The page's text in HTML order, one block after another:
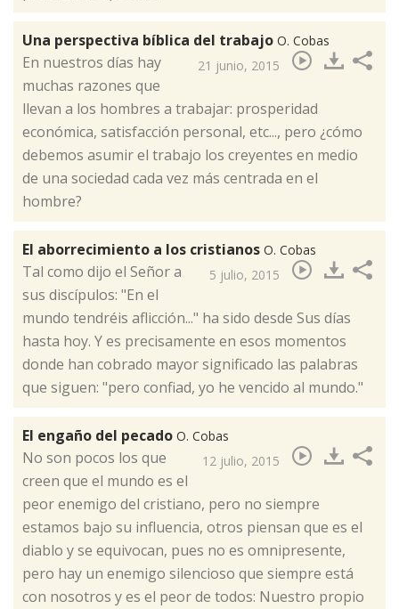
Una perspectiva bíblica del trabajo O. Cobas
21 junio, 2015
​En nuestros días hay
muchas razones que
llevan a los hombres a trabajar: prosperidad
económica, satisfacción personal, etc..., pero ¿cómo
debemos asumir el trabajo los creyentes en medio
de una sociedad cada vez más centrada en el
hombre?
El aborrecimiento a los cristianos O. Cobas
5 julio, 2015
​Tal como dijo el Señor a
sus discípulos: "En el
mundo tendréis aflicción..." ha sido desde Sus días
hasta hoy. Y es precisamente en esos momentos
donde han cobrado mayor significado las palabras
que siguen: "pero confiad, yo he vencido al mundo."
El engaño del pecado O. Cobas
12 julio, 2015
​No son pocos los que
creen que el mundo es el
peor enemigo del cristiano, pero no siempre
estamos bajo su influencia, otros piensan que es el
diablo y se equivocan, pues no es omnipresente,
pero hay un enemigo silencioso que siempre está
con nosotros y es el peor de todos: Nuestro propio